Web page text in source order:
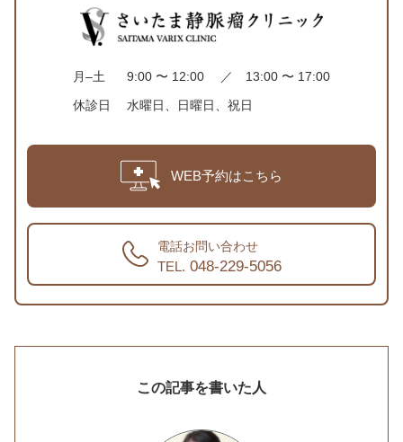
月–土
9:00 〜 12:00 ／ 13:00 〜 17:00
休診日
水曜日、日曜日、祝日
WEB予約はこちら
電話お問い合わせ
TEL. 048-229-5056
この記事を書いた人